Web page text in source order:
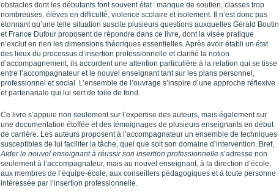
obstacles dont les débutants font souvent état : manque de soutien, classes trop
nombreuses, élèves en difficulté, violence scolaire et isolement. Il n’est donc pas
étonnant qu’une telle situation suscite plusieurs questions auxquelles Gérald Boutin
et France Dufour proposent de répondre dans ce livre, dont la visée pratique
n’exclut en rien les dimensions théoriques essentielles. Après avoir établi un état
des lieux du processus d’insertion professionnelle et clarifié la notion
d’accompagnement, ils accordent une attention particulière à la relation qui se tisse
entre l’accompagnateur et le nouvel enseignant tant sur les plans personnel,
professionnel et social. L’ensemble de l’ouvrage s’inspire d’une approche réflexive
et partenariale qui lui sert de toile de fond.
Ce livre s’appuie non seulement sur l’expertise des auteurs, mais également sur
une documentation étoffée et des témoignages de plusieurs enseignants en début
de carrière. Les auteurs proposent à l’accompagnateur un ensemble de techniques
susceptibles de lui faciliter la tâche, quel que soit son domaine d’intervention. Bref,
Aider le nouvel enseignant à réussir son insertion professionnelle s’adresse non
seulement à l’accompagnateur, mais au nouvel enseignant, à la direction d’école,
aux membres de l’équipe-école, aux conseillers pédagogiques et à toute personne
intéressée par l’insertion professionnelle.